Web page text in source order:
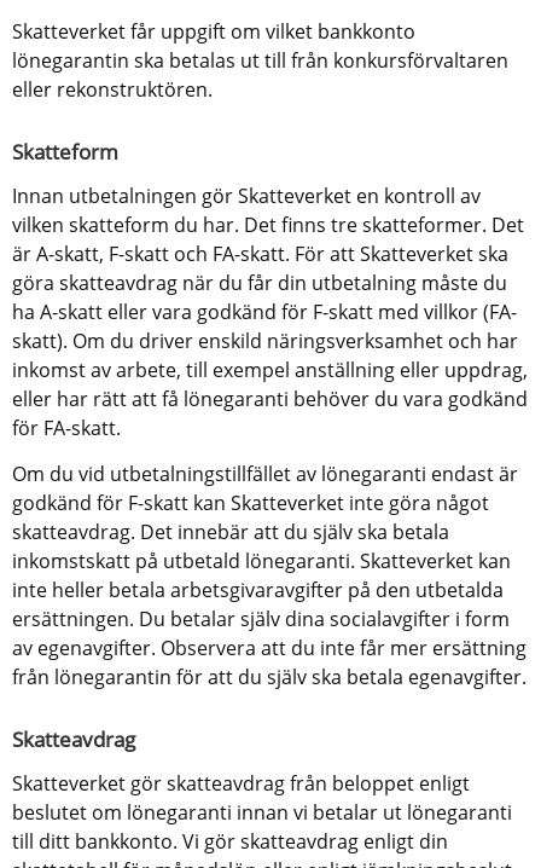
Skatteverket får uppgift om vilket bankkonto
lönegarantin ska betalas ut till från konkursförvaltaren
eller rekonstruktören.
Skatteform
Innan utbetalningen gör Skatteverket en kontroll av
vilken skatteform du har. Det finns tre skatteformer. Det
är A-skatt, F-skatt och FA-skatt. För att Skatteverket ska
göra skatteavdrag när du får din utbetalning måste du
ha A-skatt eller vara godkänd för F-skatt med villkor (FA-
skatt). Om du driver enskild näringsverksamhet och har
inkomst av arbete, till exempel anställning eller uppdrag,
eller har rätt att få lönegaranti behöver du vara godkänd
för FA-skatt.
Om du vid utbetalningstillfället av lönegaranti endast är
godkänd för F-skatt kan Skatteverket inte göra något
skatteavdrag. Det innebär att du själv ska betala
inkomstskatt på utbetald lönegaranti. Skatteverket kan
inte heller betala arbetsgivaravgifter på den utbetalda
ersättningen. Du betalar själv dina socialavgifter i form
av egenavgifter. Observera att du inte får mer ersättning
från lönegarantin för att du själv ska betala egenavgifter.
Skatteavdrag
Skatteverket gör skatteavdrag från beloppet enligt
beslutet om lönegaranti innan vi betalar ut lönegaranti
till ditt bankkonto. Vi gör skatteavdrag enligt din